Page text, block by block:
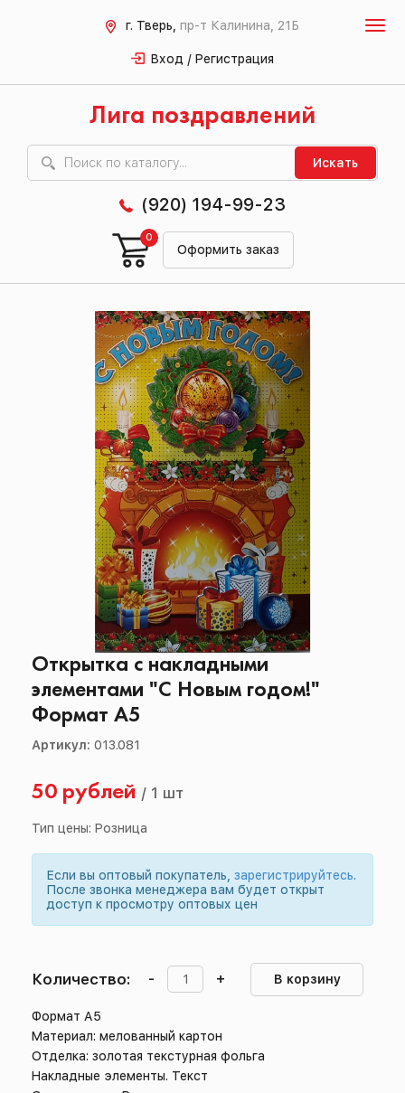
г. Тверь, пр-т Калинина, 21Б
Вход / Регистрация
Лига поздравлений
Искать
(920) 194-99-23
Оформить заказ
0
Открытка с накладными
элементами "С Новым годом!"
Формат А5
Артикул: 013.081
50 рублей / 1 шт
Тип цены: Розница
Если вы оптовый покупатель, зарегистрируйтесь.
После звонка менеджера вам будет открыт
доступ к просмотру оптовых цен
Количество: - + В корзину
Формат А5
Материал: мелованный картон
Отделка: золотая текстурная фольга
Накладные элементы. Текст